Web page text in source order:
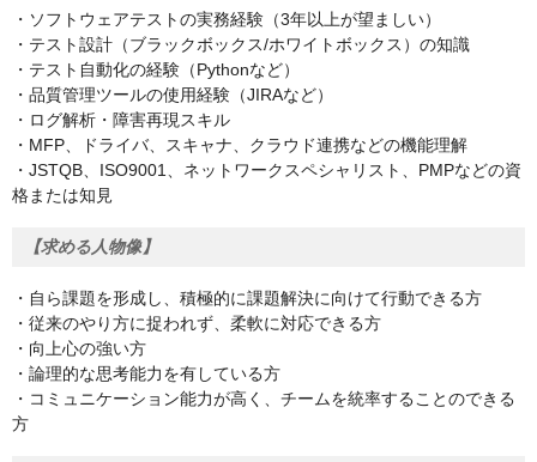
・ソフトウェアテストの実務経験（3年以上が望ましい）
・テスト設計（ブラックボックス/ホワイトボックス）の知識
・テスト自動化の経験（Pythonなど）
・品質管理ツールの使用経験（JIRAなど）
・ログ解析・障害再現スキル
・MFP、ドライバ、スキャナ、クラウド連携などの機能理解
・JSTQB、ISO9001、ネットワークスペシャリスト、PMPなどの資
格または知見
【求める人物像】
・自ら課題を形成し、積極的に課題解決に向けて行動できる方
・従来のやり方に捉われず、柔軟に対応できる方
・向上心の強い方
・論理的な思考能力を有している方
・コミュニケーション能力が高く、チームを統率することのできる
方